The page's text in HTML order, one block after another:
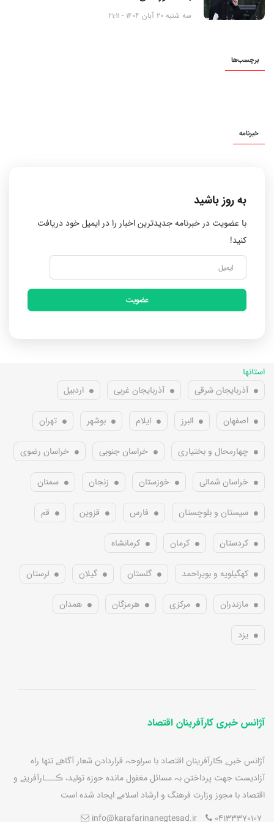
سه شنبه 20 آبان 1404 - 21:11
برچسب‌ها
خبرنامه
به روز باشید
با عضویت در خبرنامه جدیدترین اخبار را در ایمیل خود دریافت
کنید!
عضویت
استانها
آذربایجان شرقی
آذربایجان غربی اردبیل
اصفهان البرز ایلام بوشهر تهران
چهارمحال و بختیاری خراسان جنوبی خراسان رضوی
خراسان شمالی خوزستان زنجان سمنان
سیستان و بلوچستان فارس قزوین قم
کردستان کرمان کرمانشاه
کهگیلویه و بویراحمد گلستان گیلان لرستان
مازندران مرکزی هرمزگان همدان
یزد
آژانس خبری کارآفرینان اقتصاد
آژانس خبرے ڪارآفرينان اقتصاد با سرلوحہ قراردادن شعار آگاهے تنها راه
آزاديست جهت پرداختن بہ مسائل مغفول مانده حوزه توليد، ڪـــارآفرينے و
اقتصاد با مجوز وزارت فرهنگ و ارشاد اسلامے ايجاد شده است
04133370107
info@karafarinanegtesad.ir